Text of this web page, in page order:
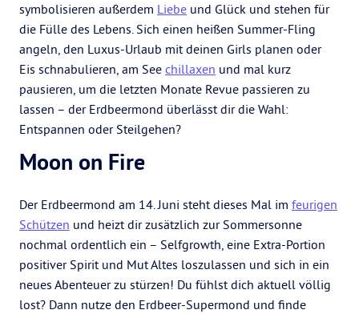
symbolisieren außerdem Liebe und Glück und stehen für
die Fülle des Lebens. Sich einen heißen Summer-Fling
angeln, den Luxus-Urlaub mit deinen Girls planen oder
Eis schnabulieren, am See chillaxen und mal kurz
pausieren, um die letzten Monate Revue passieren zu
lassen – der Erdbeermond überlässt dir die Wahl:
Entspannen oder Steilgehen?
Moon on Fire
Der Erdbeermond am 14. Juni steht dieses Mal im feurigen
Schützen und heizt dir zusätzlich zur Sommersonne
nochmal ordentlich ein – Selfgrowth, eine Extra-Portion
positiver Spirit und Mut Altes loszulassen und sich in ein
neues Abenteuer zu stürzen! Du fühlst dich aktuell völlig
lost? Dann nutze den Erdbeer-Supermond und finde